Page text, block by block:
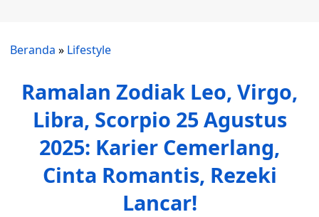
Beranda » Lifestyle
Ramalan Zodiak Leo, Virgo,
Libra, Scorpio 25 Agustus
2025: Karier Cemerlang,
Cinta Romantis, Rezeki
Lancar!